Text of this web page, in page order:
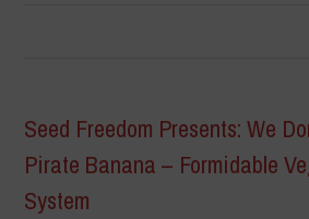
Seed Freedom Presents: We
Pirate Banana – Formidable
System